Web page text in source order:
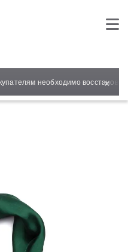
необходимо ×